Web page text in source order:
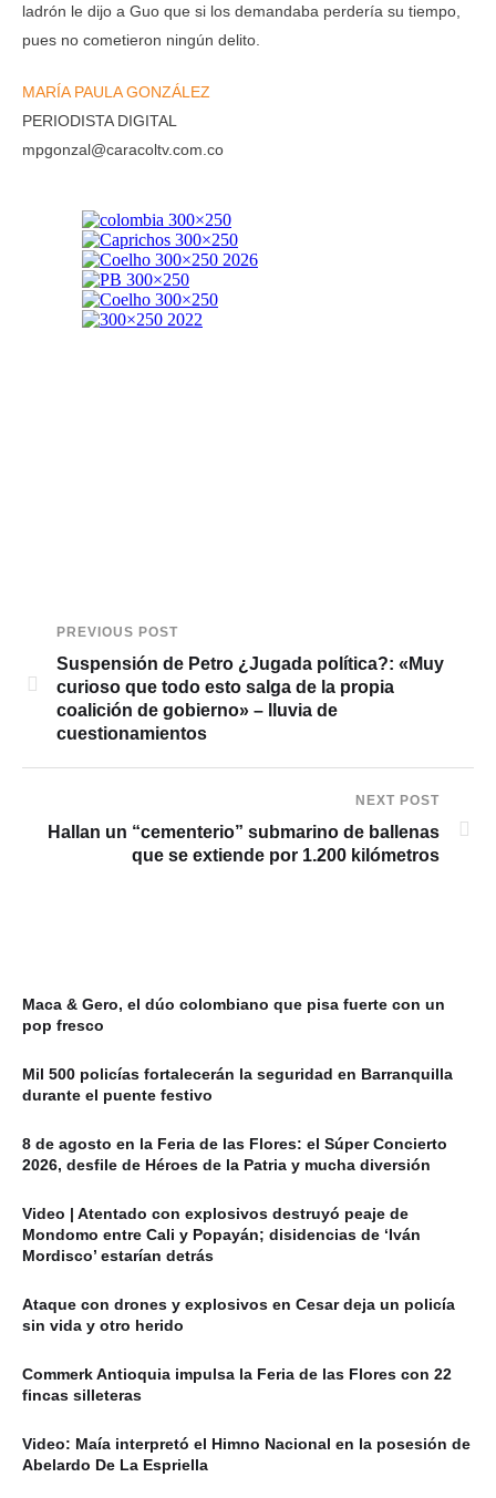
ladrón le dijo a Guo que si los demandaba perdería su tiempo,
pues no cometieron ningún delito.
MARÍA PAULA GONZÁLEZ
PERIODISTA DIGITAL
mpgonzal@caracoltv.com.co
PREVIOUS POST
Suspensión de Petro ¿Jugada política?: «Muy
curioso que todo esto salga de la propia
coalición de gobierno» – lluvia de
cuestionamientos
NEXT POST
Hallan un “cementerio” submarino de ballenas
que se extiende por 1.200 kilómetros
Maca & Gero, el dúo colombiano que pisa fuerte con un
pop fresco
Mil 500 policías fortalecerán la seguridad en Barranquilla
durante el puente festivo
8 de agosto en la Feria de las Flores: el Súper Concierto
2026, desfile de Héroes de la Patria y mucha diversión
Video | Atentado con explosivos destruyó peaje de
Mondomo entre Cali y Popayán; disidencias de ‘Iván
Mordisco’ estarían detrás
Ataque con drones y explosivos en Cesar deja un policía
sin vida y otro herido
Commerk Antioquia impulsa la Feria de las Flores con 22
fincas silleteras
Video: Maía interpretó el Himno Nacional en la posesión de
Abelardo De La Espriella